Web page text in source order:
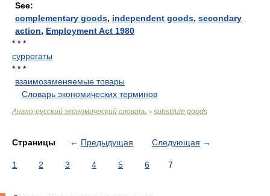
See:
complementary goods, independent goods, secondary
action, Employment Act 1980
* * *
суррогаты
* * *
взаимозаменяемые товары
Словарь экономических терминов
Англо-русский экономический словарь > substitute goods
Страницы ← Предыдущая Следующая →
1 2 3 4 5 6 7